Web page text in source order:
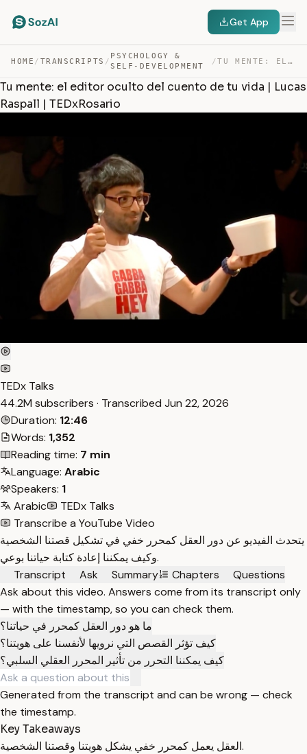
Get App
HOME / TRANSCRIPTS /
PSYCHOLOGY &
SELF-DEVELOPMENT
/ TU MENTE: EL EDITOR OCULTO DEL CUENTO DE TU VIDA | LUCA… — TRANSCRIPT
Tu mente: el editor oculto del cuento de tu vida | Lucas
Raspall | TEDxRosario
TEDx Talks
44.2M subscribers · Transcribed Jun 22, 2026
Duration: 12:46
Words: 1,352
Reading time: 7 min
Language: Arabic
Speakers: 1
Arabic
TEDx Talks
Transcribe a YouTube Video
يتحدث الفيديو عن دور العقل كمحرر خفي في تشكيل قصتنا الشخصية
وكيف يمكننا إعادة كتابة حياتنا بوعي.
Transcript
Ask Summary Chapters
Questions
Ask about this video. Answers come from its transcript only
— with the timestamp, so you can check them.
ما هو دور العقل كمحرر في حياتنا؟
كيف تؤثر القصص التي نرويها لأنفسنا على هويتنا؟
كيف يمكننا التحرر من تأثير المحرر العقلي السلبي؟
Generated from the transcript and can be wrong — check
the timestamp.
Key Takeaways
العقل يعمل كمحرر خفي يشكل هويتنا وقصتنا الشخصية.